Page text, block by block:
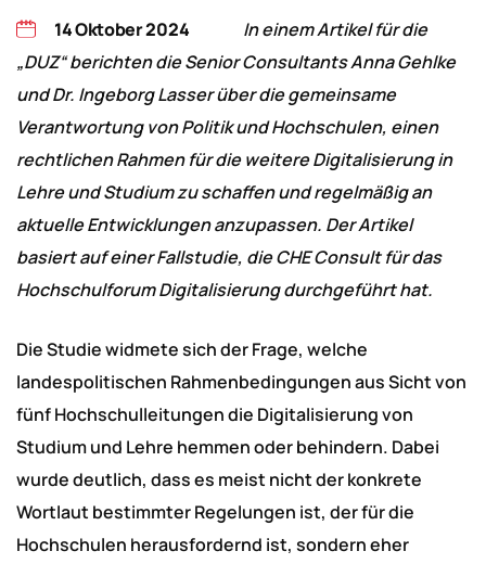
14 Oktober 2024
In einem Artikel für die
„DUZ“ berichten die Senior Consultants Anna Gehlke
und Dr. Ingeborg Lasser über die gemeinsame
Verantwortung von Politik und Hochschulen, einen
rechtlichen Rahmen für die weitere Digitalisierung in
Lehre und Studium zu schaffen und regelmäßig an
aktuelle Entwicklungen anzupassen. Der Artikel
basiert auf einer Fallstudie, die CHE Consult für das
Hochschulforum Digitalisierung durchgeführt hat.
Die Studie widmete sich der Frage, welche
landespolitischen Rahmenbedingungen aus Sicht von
fünf Hochschulleitungen die Digitalisierung von
Studium und Lehre hemmen oder behindern. Dabei
wurde deutlich, dass es meist nicht der konkrete
Wortlaut bestimmter Regelungen ist, der für die
Hochschulen herausfordernd ist, sondern eher